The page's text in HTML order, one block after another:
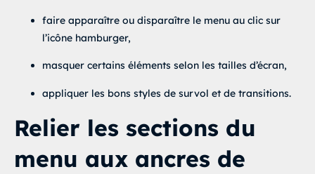
faire apparaître ou disparaître le menu au clic sur
l’icône hamburger,
masquer certains éléments selon les tailles d’écran,
appliquer les bons styles de survol et de transitions.
Relier les sections du
menu aux ancres de